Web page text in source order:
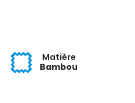
Matière
Bambou